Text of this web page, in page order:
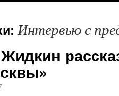
Интервью с